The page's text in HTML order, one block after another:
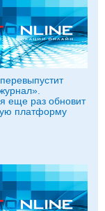
еще раз обновит
платформу